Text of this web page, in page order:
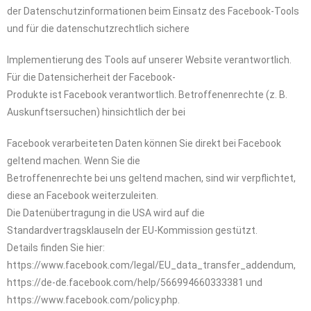
der Datenschutzinformationen beim Einsatz des Facebook-Tools
und für die datenschutzrechtlich sichere
Implementierung des Tools auf unserer Website verantwortlich.
Für die Datensicherheit der Facebook-
Produkte ist Facebook verantwortlich. Betroffenenrechte (z. B.
Auskunftsersuchen) hinsichtlich der bei
Facebook verarbeiteten Daten können Sie direkt bei Facebook
geltend machen. Wenn Sie die
Betroffenenrechte bei uns geltend machen, sind wir verpflichtet,
diese an Facebook weiterzuleiten.
Die Datenübertragung in die USA wird auf die
Standardvertragsklauseln der EU-Kommission gestützt.
Details finden Sie hier:
https://www.facebook.com/legal/EU_data_transfer_addendum,
https://de-de.facebook.com/help/566994660333381 und
https://www.facebook.com/policy.php.